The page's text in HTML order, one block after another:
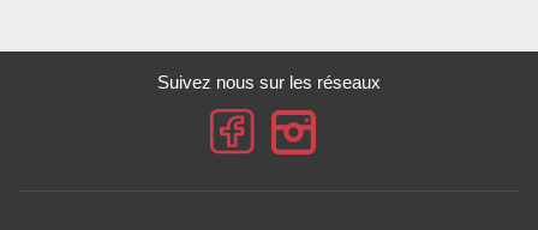
Suivez nous sur les réseaux